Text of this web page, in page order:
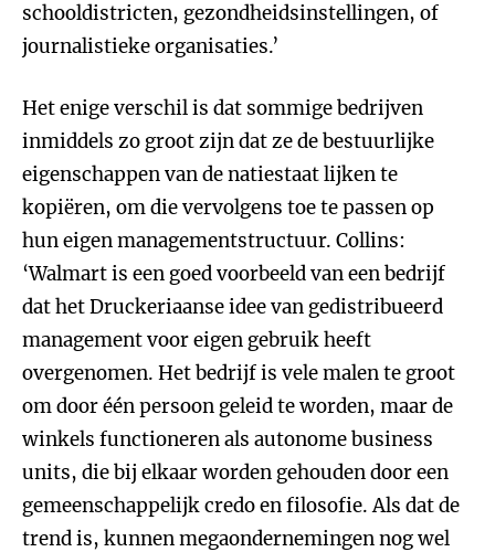
schooldistricten, gezondheidsinstellingen, of
journalistieke organisaties.’
Het enige verschil is dat sommige bedrijven
inmiddels zo groot zijn dat ze de bestuurlijke
eigenschappen van de natiestaat lijken te
kopiëren, om die vervolgens toe te passen op
hun eigen managementstructuur. Collins:
‘Walmart is een goed voorbeeld van een bedrijf
dat het Druckeriaanse idee van gedistribueerd
management voor eigen gebruik heeft
overgenomen. Het bedrijf is vele malen te groot
om door één persoon geleid te worden, maar de
winkels functioneren als autonome business
units, die bij elkaar worden gehouden door een
gemeenschappelijk credo en filosofie. Als dat de
trend is, kunnen megaondernemingen nog wel